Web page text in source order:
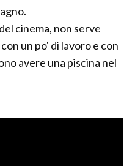
cinema, non serve
un po' di lavoro e con
avere una piscina nel